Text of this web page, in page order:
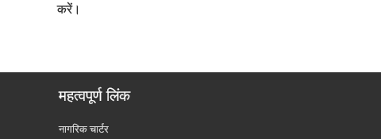
करें।
महत्वपूर्ण लिंक
नागरिक चार्टर